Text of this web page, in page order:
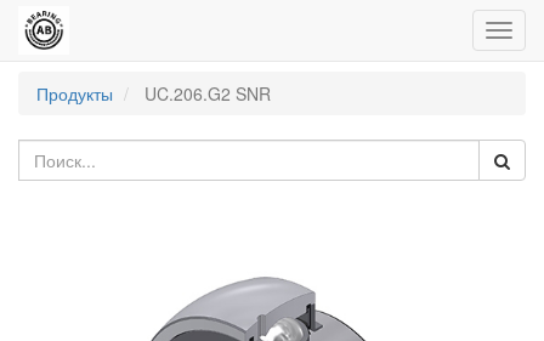
Продукты
UC.206.G2 SNR